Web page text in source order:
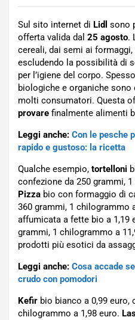
Sul sito internet di Lidl sono
offerta valida dal 25 agosto.
cereali, dai semi ai
escludendo la possibilità di
per l’igiene del corpo.
biologiche e organiche
molti consumatori. Questa
provare finalmente alimenti
Leggi anche: Con le pesche
rapido e gustoso: la ricetta
Qualche esempio, tortelloni
confezione da 250 grammi,
Pizza bio con formaggio di
360 grammi, 1 chilogrammo
affumicata a fette bio a 1,19
grammi, 1 chilogrammo a
prodotti più esotici da
Leggi anche: Cosa accade
crudo con pomodori
Kefir bio bianco a 0,99 euro,
chilogrammo a 1,98 euro.